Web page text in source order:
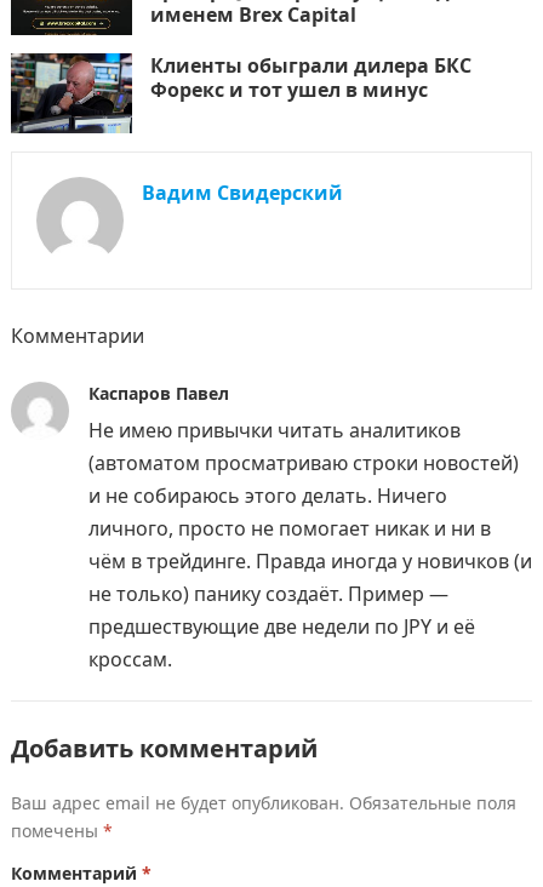
именем Brex Capital
Клиенты обыграли дилера БКС
Форекс и тот ушел в минус
Вадим Свидерский
Комментарии
Каспаров Павел
Не имею привычки читать аналитиков
(автоматом просматриваю строки новостей)
и не собираюсь этого делать. Ничего
личного, просто не помогает никак и ни в
чём в трейдинге. Правда иногда у новичков (и
не только) панику создаёт. Пример —
предшествующие две недели по JPY и её
кроссам.
Добавить комментарий
Ваш адрес email не будет опубликован. Обязательные поля
помечены *
Комментарий *